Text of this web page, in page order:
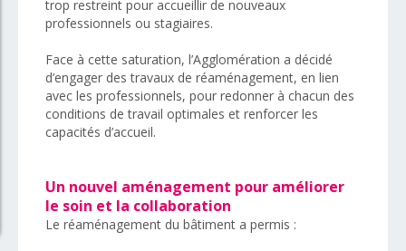
trop restreint pour accueillir de nouveaux
professionnels ou stagiaires.
Face à cette saturation, l’Agglomération a décidé
d’engager des travaux de réaménagement, en lien
avec les professionnels, pour redonner à chacun des
conditions de travail optimales et renforcer les
capacités d’accueil.
Un nouvel aménagement pour améliorer
le soin et la collaboration
Le réaménagement du bâtiment a permis :